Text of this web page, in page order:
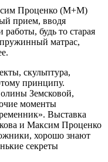
Проценко (М+М)
прием, вводя
будь то старая
матрас,
скульптура,
принципу.
Земсковой,
моменты
Выставка
и Максим Проценко
хорошо знают
секреты